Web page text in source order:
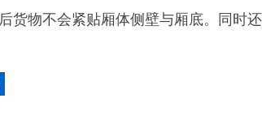
物不会紧贴厢体侧壁与厢底。同时